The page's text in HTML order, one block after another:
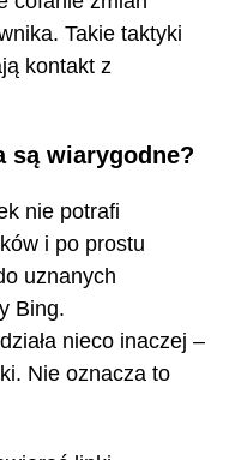
Takie taktyki
kontakt z
są wiarygodne?
nie potrafi
i po prostu
uznanych
Bing.
nieco inaczej –
Nie oznacza to